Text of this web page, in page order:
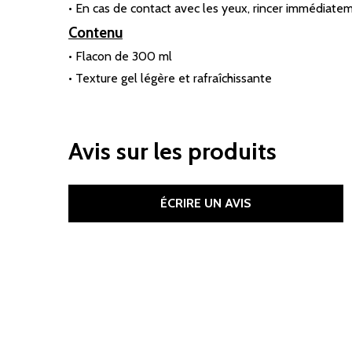
• En cas de contact avec les yeux, rincer
Contenu
• Flacon de 300 ml
• Texture gel légère et rafraîchissante
Avis sur les produits
ÉCRIRE UN AVIS